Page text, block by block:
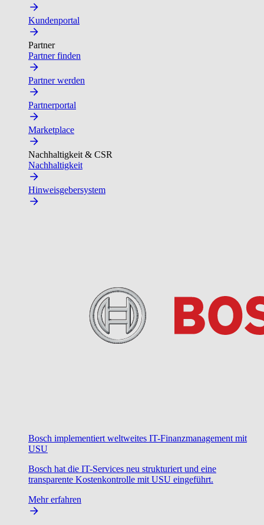
Kundenportal
Partner
Partner finden
Partner werden
Partnerportal
Marketplace
Nachhaltigkeit & CSR
Nachhaltigkeit
Hinweisgebersystem
Bosch implementiert weltweites IT-Finanzmanagement mit
USU
Bosch hat die IT-Services neu strukturiert und eine
transparente Kostenkontrolle mit USU eingeführt.
Mehr erfahren